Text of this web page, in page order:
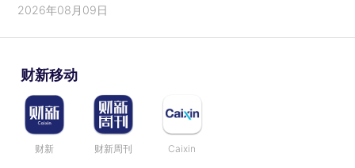
2026年08月09日
财新移动
财新 财新周刊 Caixin